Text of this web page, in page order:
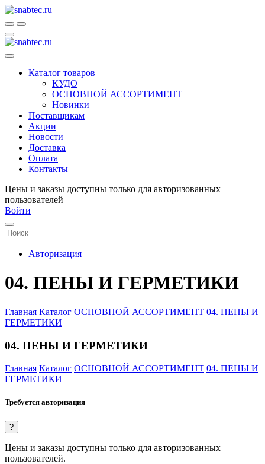
Каталог товаров
КУДО
ОСНОВНОЙ АССОРТИМЕНТ
Новинки
Поставщикам
Акции
Новости
Доставка
Оплата
Контакты
Цены и заказы доступны только для авторизованных
пользователей
Войти
Авторизация
04. ПЕНЫ И ГЕРМЕТИКИ
Главная Каталог ОСНОВНОЙ АССОРТИМЕНТ 04. ПЕНЫ И
ГЕРМЕТИКИ
04. ПЕНЫ И ГЕРМЕТИКИ
Главная Каталог ОСНОВНОЙ АССОРТИМЕНТ 04. ПЕНЫ И
ГЕРМЕТИКИ
Требуется авторизация
?
Цены и заказы доступны только для авторизованных
пользователей.